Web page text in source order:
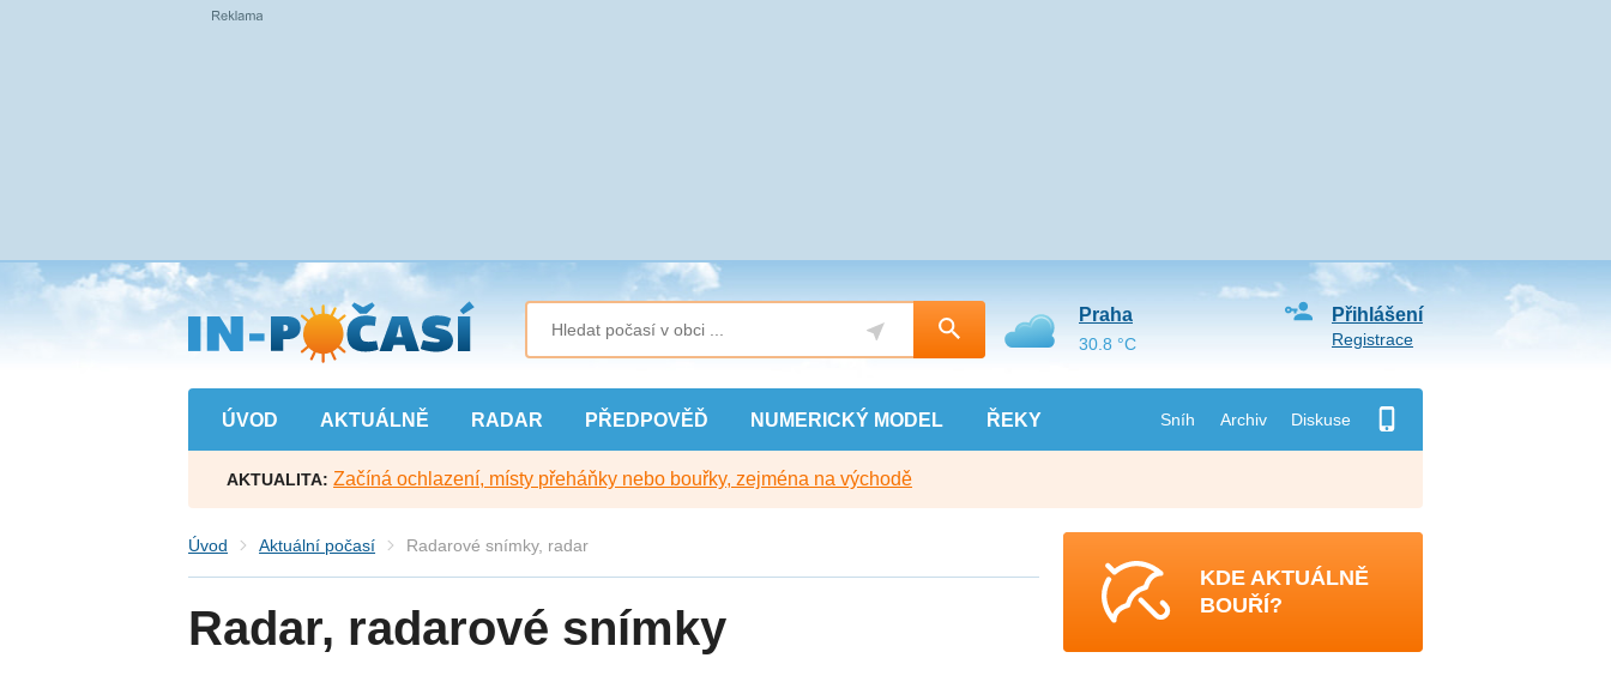
Přejít
na
hlavní
obsah
ÚVOD AKTUÁLNĚ RADAR PŘEDPOVĚĎ NUMERICKÝ MODEL ŘEKY Sníh Archiv Diskuse
Přihlášení
Registrace
Praha
30.8 °C
AKTUALITA: Začíná ochlazení, místy přeháňky nebo bouřky, zejména na východě
Úvod Aktuální počasí Radarové snímky, radar
Radar, radarové snímky
KDE AKTUÁLNĚ
BOUŘÍ?